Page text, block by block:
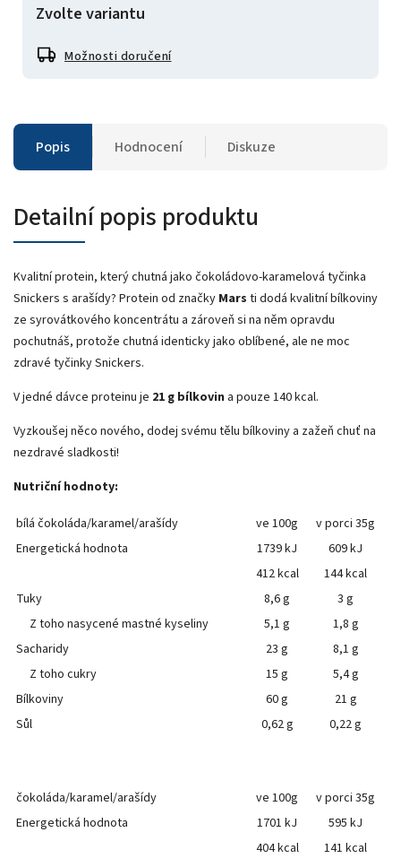
Zvolte variantu
Možnosti doručení
Popis Hodnocení Diskuze
Detailní popis produktu
Kvalitní protein, který chutná jako čokoládovo-karamelová tyčinka
Snickers s arašídy? Protein od značky Mars ti dodá kvalitní bílkoviny
ze syrovátkového koncentrátu a zároveň si na něm opravdu
pochutnáš, protože chutná identicky jako oblíbené, ale ne moc
zdravé tyčinky Snickers.
V jedné dávce proteinu je 21 g bílkovin a pouze 140 kcal.
Vyzkoušej něco nového, dodej svému tělu bílkoviny a zažeň chuť na
nezdravé sladkosti!
Nutriční hodnoty:
bílá čokoláda/karamel/arašídy ve 100g
v porci 35g
Energetická hodnota
1739 kJ
609 kJ
412 kcal
144 kcal
Tuky
8,6 g
3 g
Z toho nasycené mastné kyseliny
5,1 g
1,8 g
Sacharidy
23 g
8,1 g
Z toho cukry
15 g
5,4 g
Bílkoviny
60 g
21 g
Sůl
0,62 g 0,22 g
čokoláda/karamel/arašídy ve 100g
v porci 35g
Energetická hodnota
1701 kJ
595 kJ
404 kcal
141 kcal